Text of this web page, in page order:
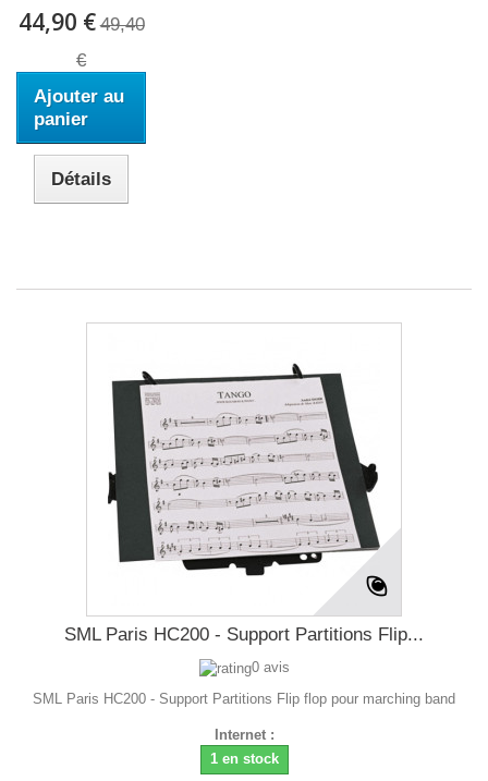
44,90 € 49,40
€
Ajouter au
panier
Détails
SML Paris HC200 - Support Partitions Flip...
0 avis
SML Paris HC200 - Support Partitions Flip flop pour marching band
Internet :
1 en stock